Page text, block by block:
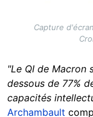
Capture
"Le QI de Macron
dessous de 77%
capacités
Archambault